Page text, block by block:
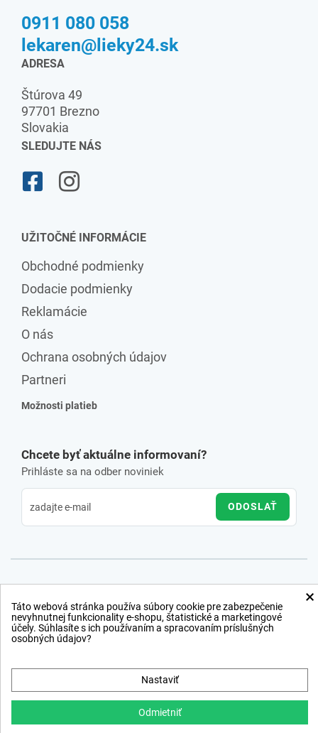
0911 080 058
lekaren@lieky24.sk
ADRESA
Štúrova 49
97701 Brezno
Slovakia
SLEDUJTE NÁS
UŽITOČNÉ INFORMÁCIE
Obchodné podmienky
Dodacie podmienky
Reklamácie
O nás
Ochrana osobných údajov
Partneri
Možnosti platieb
Chcete byť aktuálne informovaní?
Prihláste sa na odber noviniek
ODOSLAŤ
×
Táto webová stránka používa súbory cookie pre zabezpečenie
nevyhnutnej funkcionality e-shopu, štatistické a marketingové
účely. Súhlasíte s ich používaním a spracovaním príslušných
osobných údajov?
Nastaviť
Odmietniť